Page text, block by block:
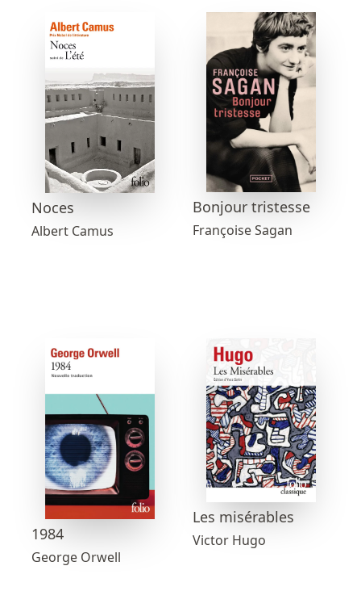
Noces
Albert Camus
Bonjour tristesse
Françoise Sagan
1984
George Orwell
Les misérables
Victor Hugo